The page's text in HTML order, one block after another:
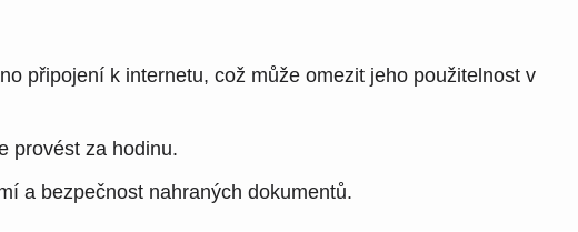
připojení k internetu, což může omezit jeho použitelnost v
provést za hodinu.
a bezpečnost nahraných dokumentů.